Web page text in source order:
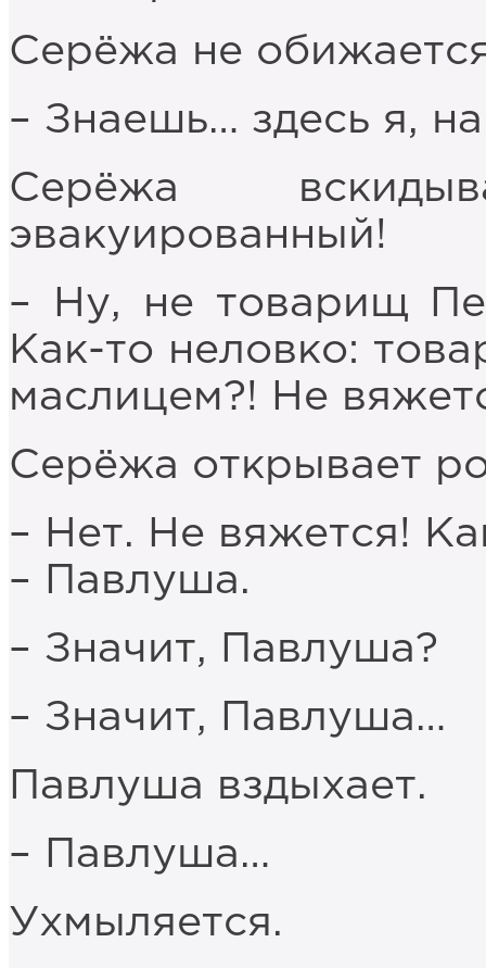
Серёжа не
– Знаешь… здесь я,
Серёжа
эвакуированный!
– Ну, не товарищ
Как-то неловко:
маслицем?! Не
Серёжа открывает
– Нет. Не вяжется!
– Павлуша.
– Значит, Павлуша?
– Значит, Павлуша…
Павлуша вздыхает.
– Павлуша…
Ухмыляется.